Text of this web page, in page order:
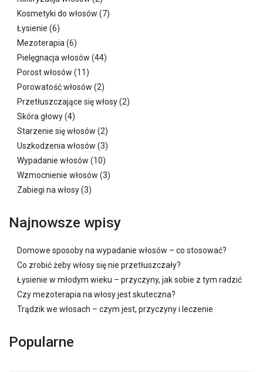
Kosmetyki do włosów (7)
Łysienie (6)
Mezoterapia (6)
Pielęgnacja włosów (44)
Porost włosów (11)
Porowatość włosów (2)
Przetłuszczające się włosy(2)
Skóra głowy(4)
Starzenie się włosów (2)
Uszkodzenia włosów (3)
Wypadanie włosów (10)
Wzmocnienie włosów (3)
Zabiegi na włosy(3)
Najnowsze wpisy
Domowe sposoby na wypadanie włosów – co stosować?
Co zrobić żeby włosy się nie przetłuszczały?
Łysienie w młodym wieku – przyczyny, jak sobie z tym radzić
Czy mezoterapia na włosy jest skuteczna?
Trądzik we włosach – czym jest, przyczyny i leczenie
Popularne